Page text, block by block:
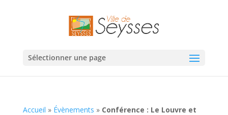
Sélectionner une page
Accueil » Évènements » Conférence : Le Louvre et